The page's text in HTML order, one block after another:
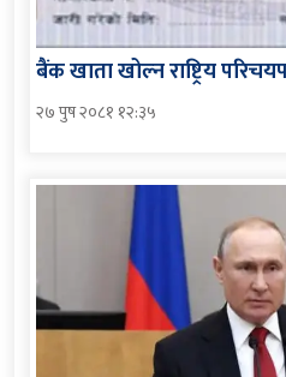
बैंक खाता खोल्न राष्ट्रिय
२७ पुष २०८१ १२:३५